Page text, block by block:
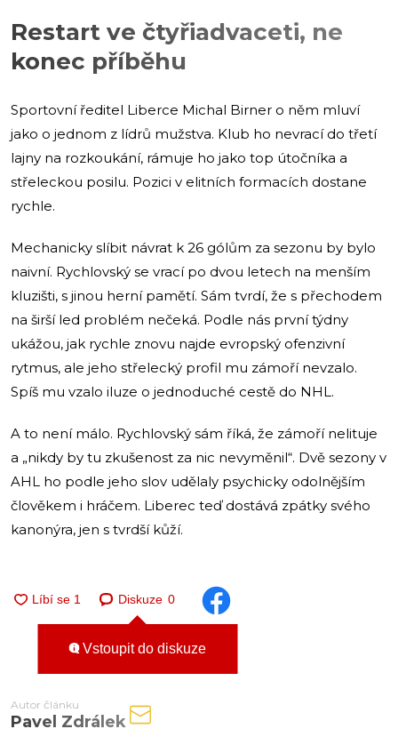
Restart ve čtyřiadvaceti, ne
konec příběhu
Sportovní ředitel Liberce Michal Birner o něm mluví
jako o jednom z lídrů mužstva. Klub ho nevrací do třetí
lajny na rozkoukání, rámuje ho jako top útočníka a
střeleckou posilu. Pozici v elitních formacích dostane
rychle.
Mechanicky slíbit návrat k 26 gólům za sezonu by bylo
naivní. Rychlovský se vrací po dvou letech na menším
kluzišti, s jinou herní pamětí. Sám tvrdí, že s přechodem
na širší led problém nečeká. Podle nás první týdny
ukážou, jak rychle znovu najde evropský ofenzivní
rytmus, ale jeho střelecký profil mu zámoří nevzalo.
Spíš mu vzalo iluze o jednoduché cestě do NHL.
A to není málo. Rychlovský sám říká, že zámoří nelituje
a „nikdy by tu zkušenost za nic nevyměnil“. Dvě sezony v
AHL ho podle jeho slov udělaly psychicky odolnějším
člověkem i hráčem. Liberec teď dostává zpátky svého
kanonýra, jen s tvrdší kůží.
Diskuze 0
Vstoupit do diskuze
Autor článku
Pavel Zdrálek